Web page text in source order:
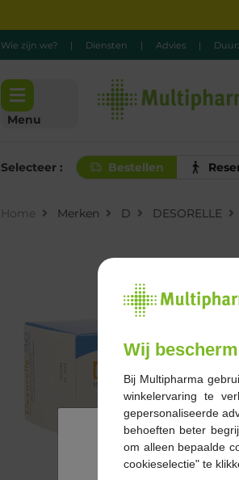
Wie zijn we? | Diensten | Advies |
Menu
Selecteer : Bestellen
Home Merken D DESORELLE
Wij
Bij Multipharma
winkelervaring te
gepersonaliseerde
behoeften beter
om alleen bepaalde
cookieselectie" te